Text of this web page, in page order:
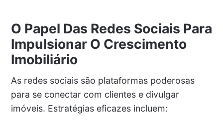
O Papel Das Redes Sociais Para
Impulsionar O Crescimento
Imobiliário
As redes sociais são plataformas poderosas
para se conectar com clientes e divulgar
imóveis. Estratégias eficazes incluem: